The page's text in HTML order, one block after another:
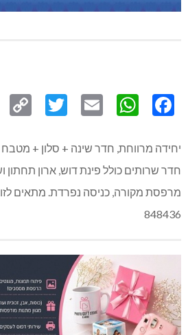
יחידה מרווחת, חדר שינה + סלון + מטבח
חדר שרותים כולל פינת דוש, ארון תחתון
848436